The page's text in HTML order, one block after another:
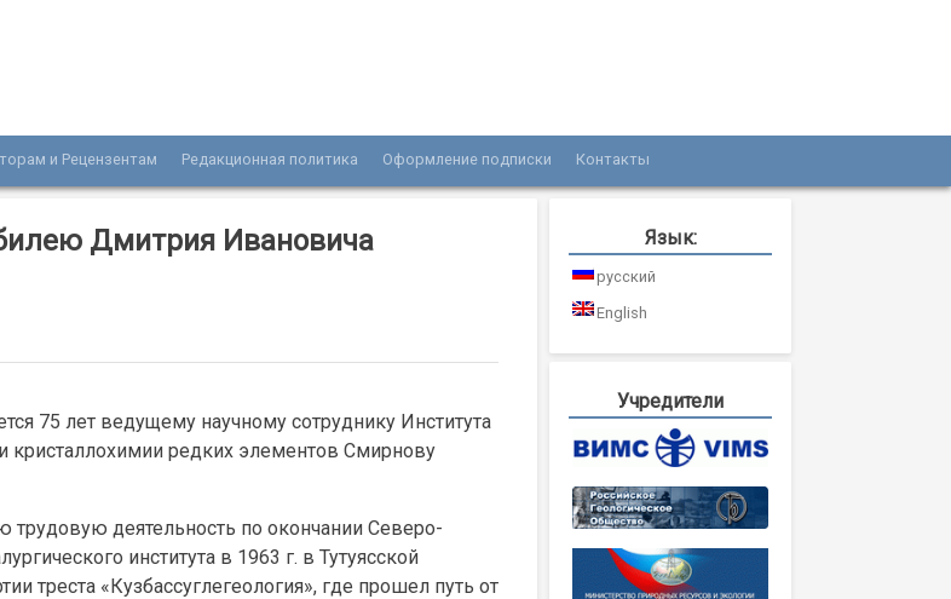
и охрана недр»
и Рецензентам Редакционная политика Оформление подписки Контакты
Дмитрия Ивановича
75 лет ведущему научному сотруднику Института
кристаллохимии редких элементов Смирнову
деятельность по окончании Северо-
института в 1963 г. в Тутуясской
треста «Кузбассуглегеология», где прошел путь от
Язык:
русский
English
Учредители